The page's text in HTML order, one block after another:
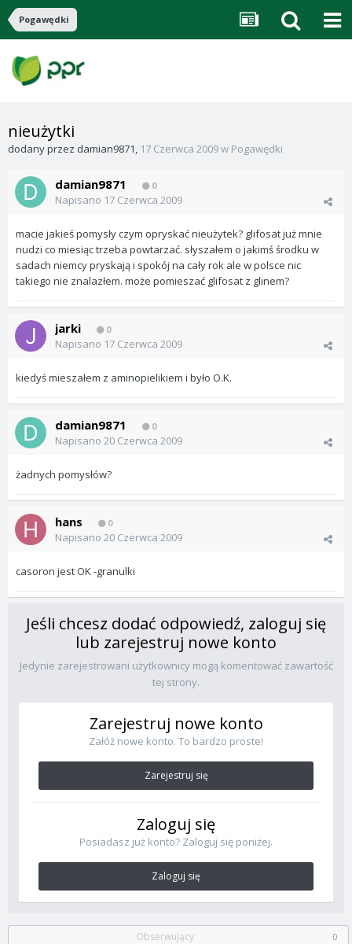
Pogawędki
nieużytki
dodany przez damian9871, 17 Czerwca 2009w Pogawędki
damian9871 0
Napisano 17 Czerwca 2009
macie jakieś pomysły czym opryskać nieużytek? glifosat już mnie
nudzi co miesiąc trzeba powtarzać. słyszałem o jakimś środku w
sadach niemcy pryskają i spokój na cały rok ale w polsce nic
takiego nie znalazłem. może pomieszać glifosat z glinem?
jarki 0
Napisano 17 Czerwca 2009
kiedyś mieszałem z aminopielikiem i było O.K.
damian9871 0
Napisano 20 Czerwca 2009
żadnych pomysłów?
hans 0
Napisano 20 Czerwca 2009
casoron jest OK -granulki
Jeśli chcesz dodać odpowiedź, zaloguj się
lub zarejestruj nowe konto
Jedynie zarejestrowani użytkownicy mogą komentować zawartość
tej strony.
Zarejestruj nowe konto
Załóż nowe konto. To bardzo proste!
Zarejestruj się
Zaloguj się
Posiadasz już konto? Zaloguj się poniżej.
Zaloguj się
Obserwujący 0